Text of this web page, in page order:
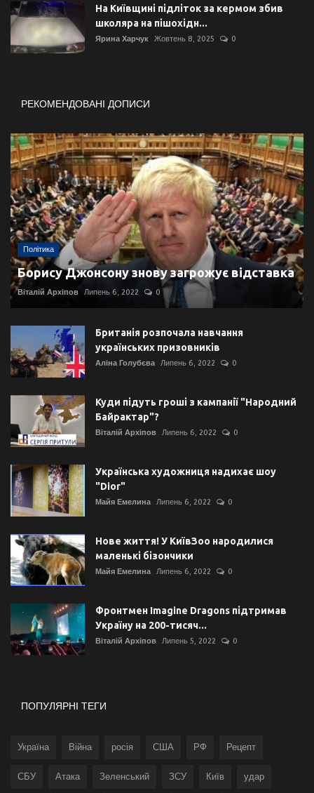
На Київщині підліток за кермом збив
школяра на пішохідн...
Ярина Харчук Жовтень 8, 2025 0
РЕКОМЕНДОВАНІ ДОПИСИ
Політика
Борису Джонсону знову загрожує відставка
Віталій Архіпов Липень 6, 2022 0
Британія розпочала навчання
українських призовників
Аліна Голубєва Липень 6, 2022 0
Куди підуть гроші з кампанії "Народний
Байрактар"?
Віталій Архіпов Липень 6, 2022 0
Українська художниця надихає шоу
"Dior"
Майя Емелина Липень 6, 2022 0
Нове життя! У КиївЗоо народилися
маленькі бізончики
Майя Емелина Липень 6, 2022 0
Фронтмен Imagine Dragons підтримав
Україну на 200-тисяч...
Віталій Архіпов Липень 5, 2022 0
ПОПУЛЯРНІ ТЕГИ
Україна Війна росія США РФ Рецепт
СБУ Атака Зеленський ЗСУ Київ удар